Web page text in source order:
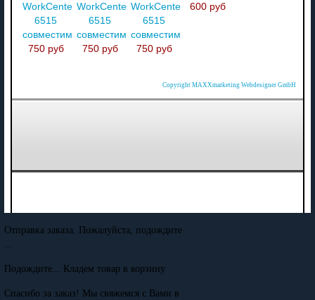
WorkCenter
6515
совместимый
750 руб
WorkCenter
6515
совместимый
750 руб
WorkCenter
6515
совместимый
750 руб
600 руб
Copyright MAXXmarketing Webdesigner GmbH
Отправка заказа. Пожалуйста, подождите
...
Подождите... Кладем товар в корзину
Спасибо за заказ! Мы свяжемся с Вами в